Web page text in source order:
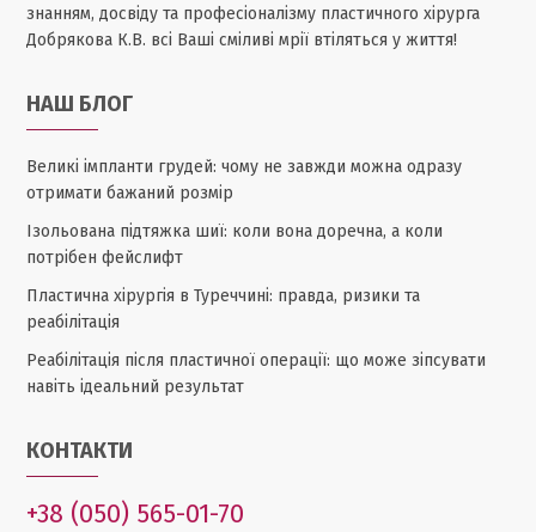
знанням, досвіду та професіоналізму пластичного хірурга
Добрякова К.В. всі Ваші сміливі мрії втіляться у життя!
НАШ БЛОГ
Великі імпланти грудей: чому не завжди можна одразу
отримати бажаний розмір
Ізольована підтяжка шиї: коли вона доречна, а коли
потрібен фейслифт
Пластична хірургія в Туреччині: правда, ризики та
реабілітація
Реабілітація після пластичної операції: що може зіпсувати
навіть ідеальний результат
КОНТАКТИ
+38 (050) 565-01-70